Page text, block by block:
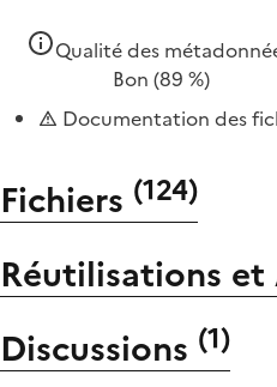
Qualité des
Bon (89 %)
Documentation des
Fichiers (124)
Réutilisations et
Discussions (1)